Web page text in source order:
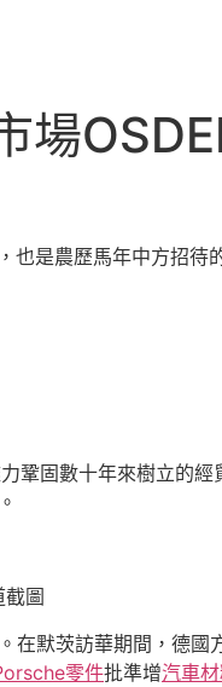
場
也是農歷馬年中方招待
鞏固數十年來樹立的
圖
在默茨訪華期間，德國
零件批準增汽車